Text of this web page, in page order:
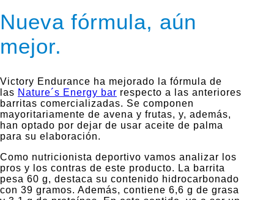
Nueva fórmula, aún
mejor.
Victory Endurance ha mejorado la fórmula de
las Nature´s Energy bar respecto a las anteriores
barritas comercializadas. Se componen
mayoritariamente de avena y frutas, y, además,
han optado por dejar de usar aceite de palma
para su elaboración.
Como nutricionista deportivo vamos analizar los
pros y los contras de este producto. La barrita
pesa 60 g, destaca su contenido hidrocarbonado
con 39 gramos. Además, contiene 6,6 g de grasa